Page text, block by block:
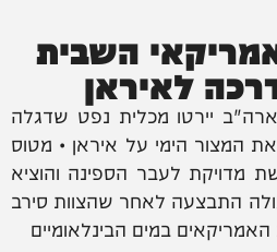
השבית
לאיראן
יירטו מכלית נפט שדגלה
המצור הימי על איראן • מטוס
מדויקת לעבר הספינה והוציא
התבצעה לאחר שהצוות סירב
במים הבינלאומיים